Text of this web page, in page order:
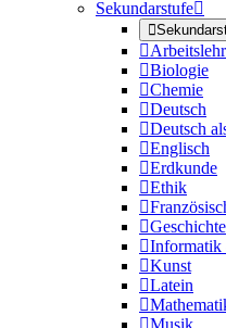
Sekundarstufe


Biologie
Chemie
Deutsch
Deutsch
Englisch
Erdkunde
Ethik

Geschichte
Informatik
Kunst
Latein

Musik